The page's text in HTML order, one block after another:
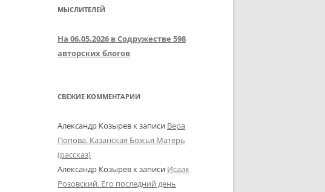
МЫСЛИТЕЛЕЙ
На 06.05.2026 в Содружестве 598
авторских блогов
СВЕЖИЕ КОММЕНТАРИИ
Александр Козырев к записи Вера
Попова. Казанская Божья Матерь
(рассказ)
Александр Козырев к записи Исаак
Розовский. Его последний день